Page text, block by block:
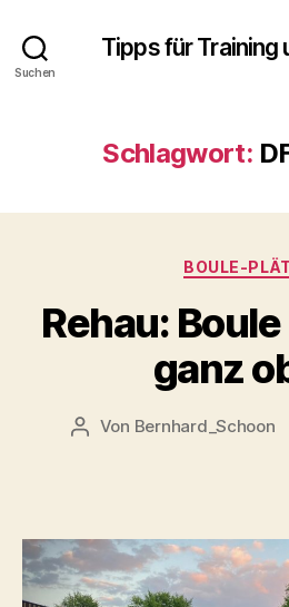
Suchen
Tipps für Training
Schlagwort:
BOULE-
Rehau:
ganz
Beitragsautor
Von Bernhard_Schoon